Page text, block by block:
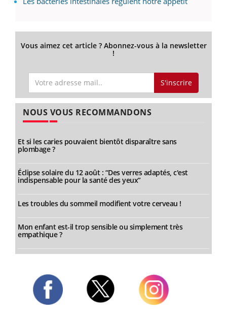
Vous aimez cet article ? Abonnez-vous à la newsletter
!
S'inscrire
NOUS VOUS RECOMMANDONS
Et si les caries pouvaient bientôt disparaître sans
plombage ?
Éclipse solaire du 12 août : “Des verres adaptés, c'est
indispensable pour la santé des yeux”
Les troubles du sommeil modifient votre cerveau !
Mon enfant est-il trop sensible ou simplement très
empathique ?